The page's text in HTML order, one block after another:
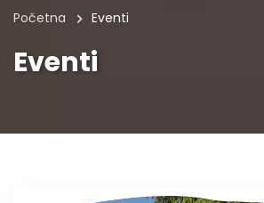
Početna Eventi
Eventi